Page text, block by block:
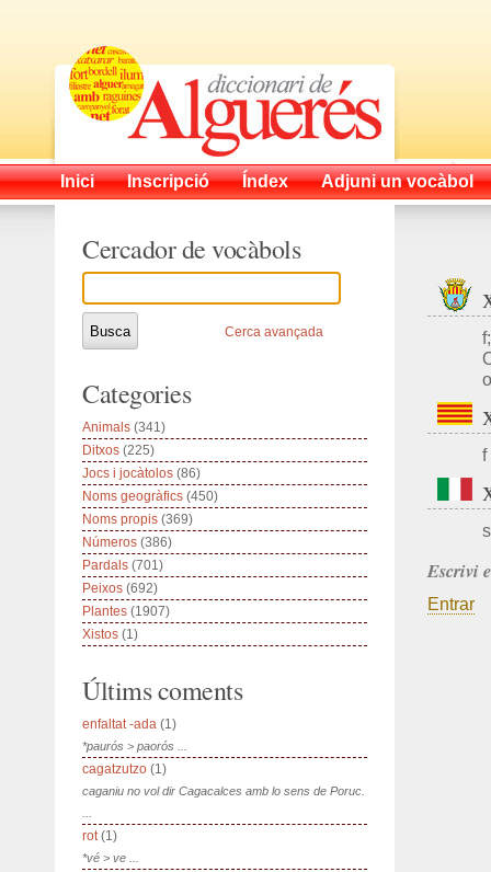
Inici Inscripció Índex Adjuni un vocàbol
f
Escrivi
Entrar
Cercador de vocàbols
Cerca avançada
Categories
Animals (341)
Ditxos (225)
Jocs i jocàtolos (86)
Noms geogràfics (450)
Noms propis (369)
Números (386)
Pardals (701)
Peixos (692)
Plantes (1907)
Xistos (1)
Últims coments
enfaltat -ada (1)
*paurós > paorós ...
cagatzutzo (1)
caganiu no vol dir Cagacalces amb lo sens de Poruc.
rot(1)
*vé > ve ...